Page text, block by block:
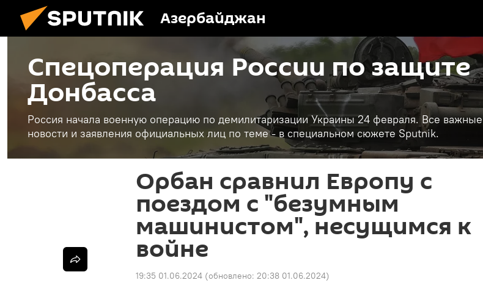
Азербайджан
Спецоперация России по защите
Донбасса
Россия начала военную операцию по демилитаризации Украины 24 февраля. Все важные
новости и заявления официальных лиц по теме - в специальном сюжете Sputnik.
Орбан сравнил Европу с
поездом с "безумным
машинистом", несущимся к
войне
19:35 01.06.2024 (обновлено: 20:38 01.06.2024)